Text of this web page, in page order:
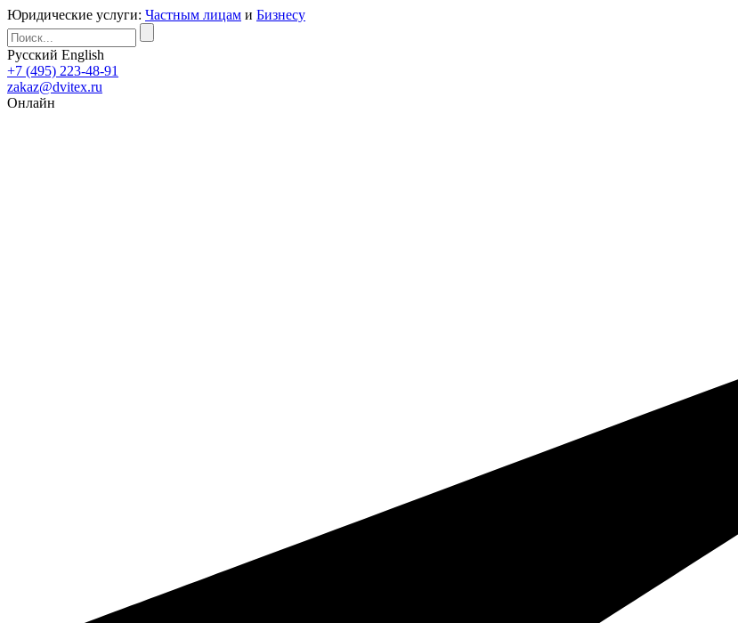
Юридические услуги: Частным лицам и Бизнесу
Русский English
+7 (495) 223-48-91
zakaz@dvitex.ru
Онлайн